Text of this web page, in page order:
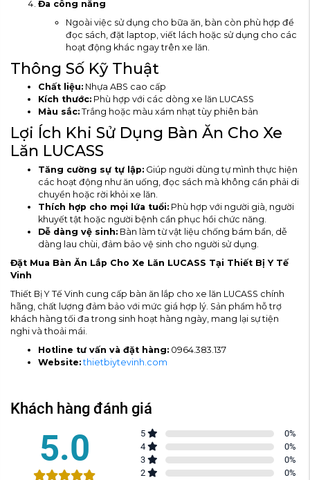
Đa công năng
Ngoài việc sử dụng cho bữa ăn, bàn còn phù hợp để
đọc sách, đặt laptop, viết lách hoặc sử dụng cho các
hoạt động khác ngay trên xe lăn.
Thông Số Kỹ Thuật
Chất liệu: Nhựa ABS cao cấp
Kích thước: Phù hợp với các dòng xe lăn LUCASS
Màu sắc: Trắng hoặc màu xám nhạt tùy phiên bản
Lợi Ích Khi Sử Dụng Bàn Ăn Cho Xe
Lăn LUCASS
Tăng cường sự tự lập: Giúp người dùng tự mình thực hiện
các hoạt động như ăn uống, đọc sách mà không cần phải di
chuyển hoặc rời khỏi xe lăn.
Thích hợp cho mọi lứa tuổi: Phù hợp với người già, người
khuyết tật hoặc người bệnh cần phục hồi chức năng.
Dễ dàng vệ sinh: Bàn làm từ vật liệu chống bám bẩn, dễ
dàng lau chùi, đảm bảo vệ sinh cho người sử dụng.
Đặt Mua Bàn Ăn Lắp Cho Xe Lăn LUCASS Tại Thiết Bị Y Tế
Vinh
Thiết Bị Y Tế Vinh cung cấp bàn ăn lắp cho xe lăn LUCASS chính
hãng, chất lượng đảm bảo với mức giá hợp lý. Sản phẩm hỗ trợ
khách hàng tối đa trong sinh hoạt hàng ngày, mang lại sự tiện
nghi và thoải mái.
Hotline tư vấn và đặt hàng: 0964.383.137
Website: thietbiytevinh.com
Khách hàng đánh giá
5.0 5 0%
4
0%
3
0%
2
0%